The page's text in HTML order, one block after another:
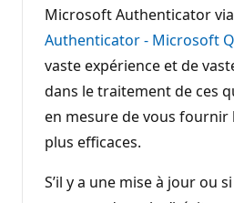
Microsoft Authenticator via
Authenticator - Microsoft
vaste expérience et de
dans le traitement de ces
en mesure de vous fournir
plus efficaces.
S’il y a une mise à jour ou